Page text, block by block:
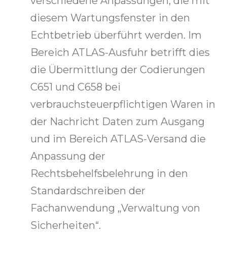
diesem Wartungsfenster in den
Echtbetrieb überführt werden. Im
Bereich ATLAS-Ausfuhr betrifft dies
die Übermittlung der Codierungen
C651 und C658 bei
verbrauchsteuerpflichtigen Waren in
der Nachricht Daten zum Ausgang
und im Bereich ATLAS-Versand die
Anpassung der
Rechtsbehelfsbelehrung in den
Standardschreiben der
Fachanwendung „Verwaltung von
Sicherheiten“.